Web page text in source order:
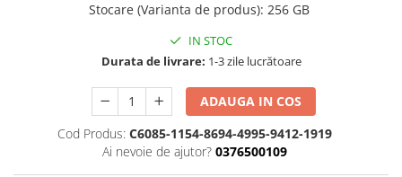
Stocare (Varianta de produs): 256 GB
IN STOC
Durata de livrare: 1-3 zile lucrătoare
ADAUGA IN COS
Cod Produs: C6085-1154-8694-4995-9412-1919
Ai nevoie de ajutor? 0376500109